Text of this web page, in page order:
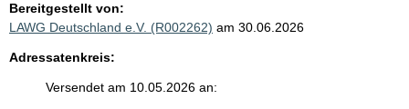
Bereitgestellt von:
LAWG Deutschland e.V. (R002262) am 30.06.2026
Adressatenkreis:
Versendet am 10.05.2026 an: